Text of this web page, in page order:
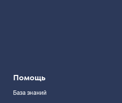
Помощь
База знаний